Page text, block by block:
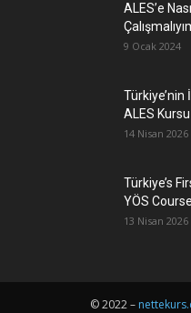
ALES’e
9 Ocak 2024
Türkiye’nin
ALES Kursu
14 Nisan 2026
Türkiye’s
YÖS Course
13 Nisan 2026
© 2022 –